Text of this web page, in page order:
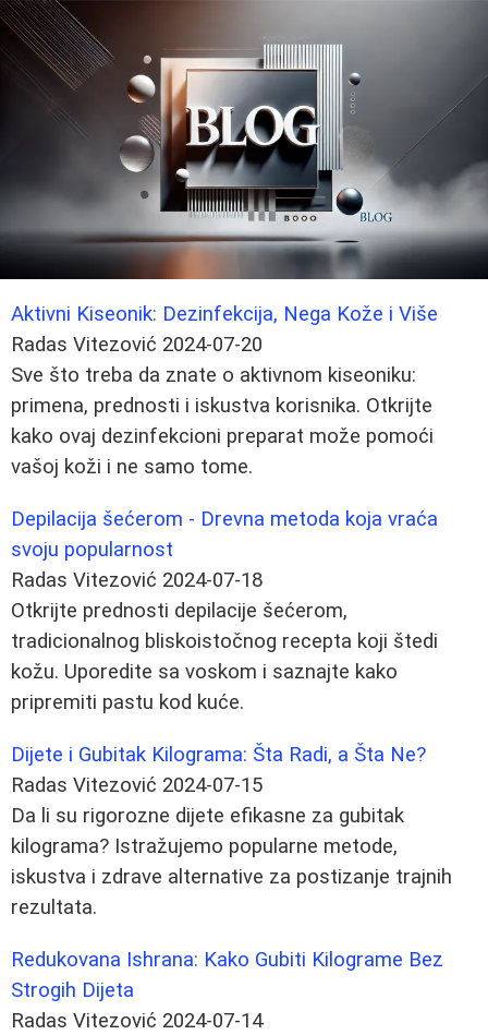
Aktivni Kiseonik: Dezinfekcija, Nega Kože i Više
Radas Vitezović 2024-07-20
Sve što treba da znate o aktivnom kiseoniku:
primena, prednosti i iskustva korisnika. Otkrijte
kako ovaj dezinfekcioni preparat može pomoći
vašoj koži i ne samo tome.
Depilacija šećerom - Drevna metoda koja vraća
svoju popularnost
Radas Vitezović 2024-07-18
Otkrijte prednosti depilacije šećerom,
tradicionalnog bliskoistočnog recepta koji štedi
kožu. Uporedite sa voskom i saznajte kako
pripremiti pastu kod kuće.
Dijete i Gubitak Kilograma: Šta Radi, a Šta Ne?
Radas Vitezović 2024-07-15
Da li su rigorozne dijete efikasne za gubitak
kilograma? Istražujemo popularne metode,
iskustva i zdrave alternative za postizanje trajnih
rezultata.
Redukovana Ishrana: Kako Gubiti Kilograme Bez
Strogih Dijeta
Radas Vitezović 2024-07-14